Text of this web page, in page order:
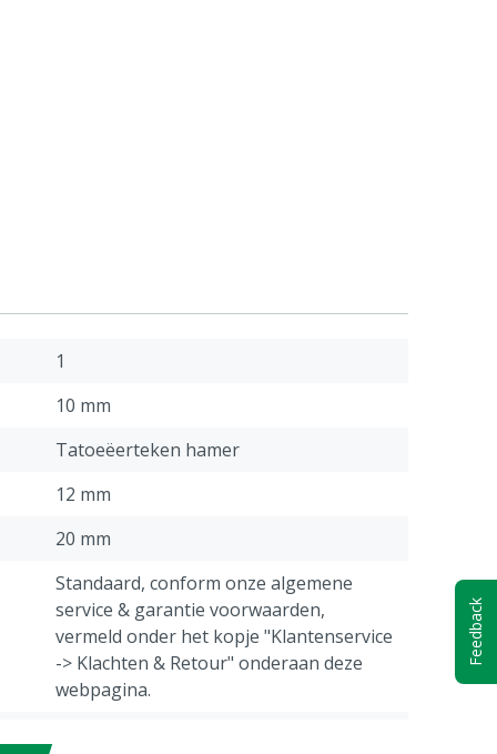
1
10 mm
Tatoeëerteken hamer
12 mm
20 mm
Standaard, conform onze algemene
service & garantie voorwaarden,
vermeld onder het kopje "Klantenservice
-> Klachten & Retour" onderaan deze
webpagina.
Feedback